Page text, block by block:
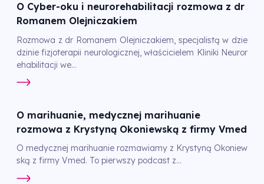
O Cyber-oku i neurorehabilitacji rozmowa z dr
Romanem Olejniczakiem
Rozmowa z dr Romanem Olejniczakiem, specjalistą w dzie
dzinie fizjoterapii neurologicznej, właścicielem Kliniki Neuror
ehabilitacji we...
O marihuanie, medycznej marihuanie
rozmowa z Krystyną Okoniewską z firmy Vmed
O medycznej marihuanie rozmawiamy z Krystyną Okoniew
ską z firmy Vmed. To pierwszy podcast z...